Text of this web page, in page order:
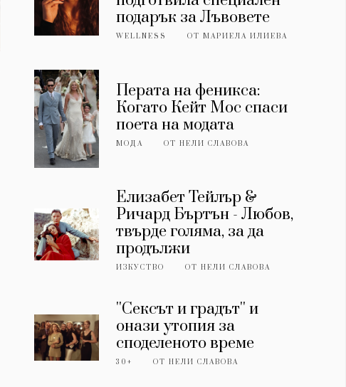
подарък за Лъвовете
WELLNESS ОТМАРИЕЛА ИЛИЕВА
Перата на феникса:
Когато Кейт Мос спаси
поета на модата
МОДА ОТНЕЛИ СЛАВОВА
Елизабет Тейлър &
Ричард Бъртън - Любов,
твърде голяма, за да
продължи
ИЗКУСТВО ОТНЕЛИ СЛАВОВА
''Сексът и градът'' и
онази утопия за
споделеното време
30+ ОТНЕЛИ СЛАВОВА